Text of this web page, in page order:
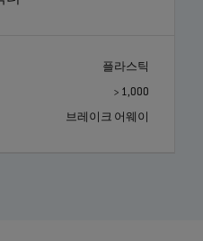
플라스틱
> 1,000
브레이크 어웨이